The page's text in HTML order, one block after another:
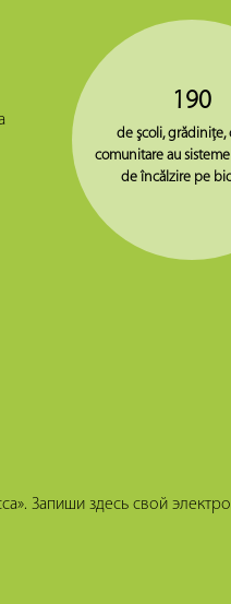
190
de şcoli, grădiniţe,
comunitare au
de încălzire pe
Запиши здесь свой